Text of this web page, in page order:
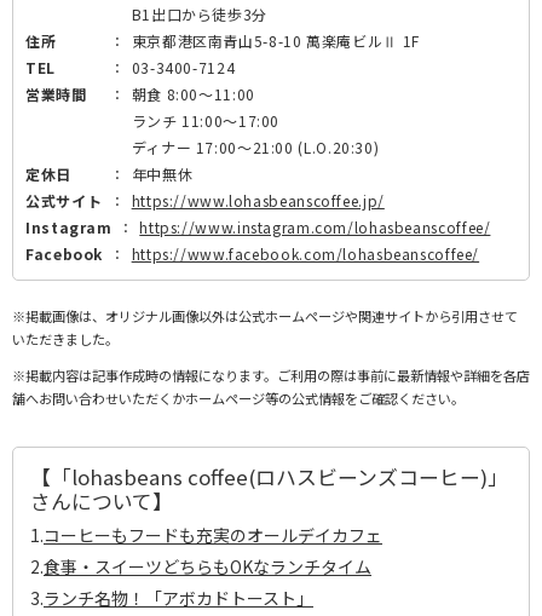
B1出口から徒歩3分
住所
：
東京都港区南青山5-8-10 萬楽庵ビルⅡ 1F
TEL
：
03-3400-7124
営業時間
：
朝食 8:00～11:00
ランチ 11:00～17:00
ディナー 17:00～21:00 (L.O.20:30)
定休日
：
年中無休
公式サイト
：
https://www.lohasbeanscoffee.jp/
Instagram
：
https://www.instagram.com/lohasbeanscoffee/
Facebook
： https://www.facebook.com/lohasbeanscoffee/
※掲載画像は、オリジナル画像以外は公式ホームページや関連サイトから引用させて
いただきました。
※掲載内容は記事作成時の情報になります。ご利用の際は事前に最新情報や詳細を各店
舗へお問い合わせいただくかホームページ等の公式情報をご確認ください。
【「lohasbeans coffee(ロハスビーンズコーヒー)」
さんについて】
1.コーヒーもフードも充実のオールデイカフェ
2.食事・スイーツどちらもOKなランチタイム
3.ランチ名物！「アボカドトースト」